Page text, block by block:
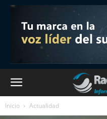
Inicio Actualidad